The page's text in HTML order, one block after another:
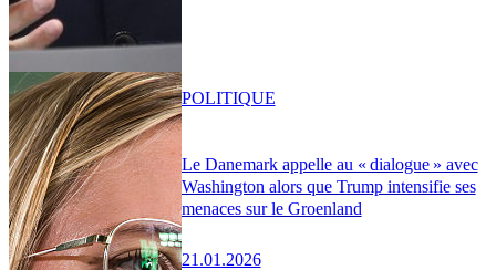
Le Danemark appelle au « dialogue » avec
Washington alors que Trump intensifie ses
menaces sur le Groenland
21.01.2026
POLITIQUE